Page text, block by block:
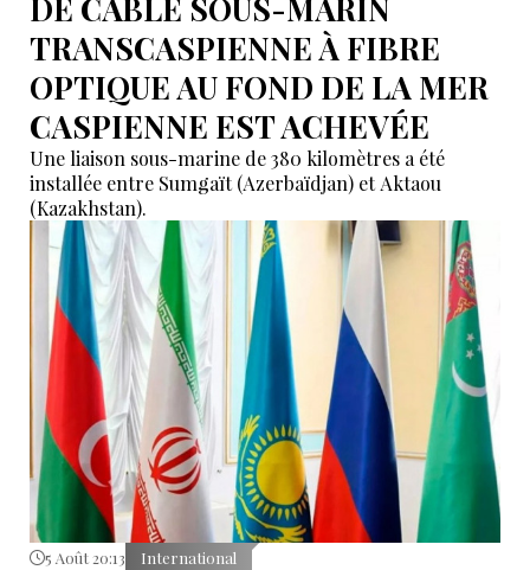
DE CÂBLE SOUS-MARIN
TRANSCASPIENNE À FIBRE
OPTIQUE AU FOND DE LA MER
CASPIENNE EST ACHEVÉE
Une liaison sous-marine de 380 kilomètres a été
installée entre Sumgaït (Azerbaïdjan) et Aktaou
(Kazakhstan).
5 Août 20:13 International